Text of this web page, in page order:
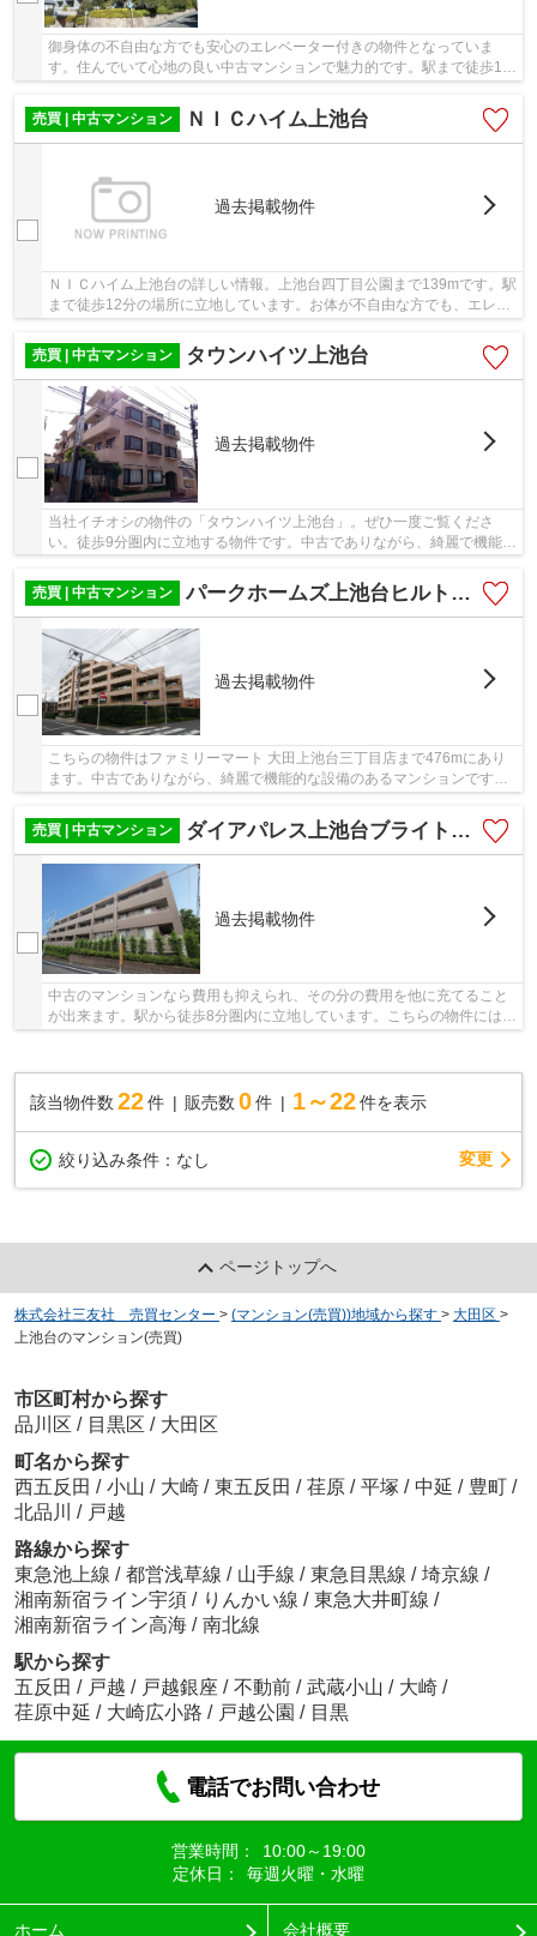
御身体の不自由な方でも安心のエレベーター付きの物件となっていま
す。住んでいて心地の良い中古マンションで魅力的です。駅まで徒歩11
売買 | 中古マンション
ＮＩＣハイム上池台
過去掲載物件
ＮＩＣハイム上池台の詳しい情報。上池台四丁目公園まで139mです。駅
まで徒歩12分の場所に立地しています。お体が不自由な方でも、エレベ
ーター付きの物件なので昇り降りが安心です。...
売買 | 中古マンション
タウンハイツ上池台
過去掲載物件
当社イチオシの物件の「タウンハイツ上池台」。ぜひ一度ご覧くださ
い。徒歩9分圏内に立地する物件です。中古でありながら、綺麗で機能的
売買 | 中古マンション
パークホームズ上池台ヒルトップレジデンス
過去掲載物件
こちらの物件はファミリーマート 大田上池台三丁目店まで476mにあり
ます。中古でありながら、綺麗で機能的な設備のあるマンションです。
売買 | 中古マンション
ダイアパレス上池台ブライトヒル
過去掲載物件
中古のマンションなら費用も抑えられ、その分の費用を他に充てること
が出来ます。駅から徒歩8分圏内に立地しています。こちらの物件にはエ
該当物件数 22件 販売数 0 件 1～22 件を表示
絞り込み条件： なし 変更
ページトップへ
株式会社三友社 売買センター > (マンション(売買))地域から探す > 大田区 >
上池台のマンション(売買)
市区町村から探す
品川区 / 目黒区 / 大田区
町名から探す
西五反田 / 小山 / 大崎 / 東五反田 / 荏原 / 平塚 / 中延 / 豊町 /
北品川 / 戸越
路線から探す
東急池上線 / 都営浅草線 / 山手線 / 東急目黒線 / 埼京線 /
湘南新宿ライン宇須 / りんかい線 / 東急大井町線 /
湘南新宿ライン高海 / 南北線
駅から探す
五反田 / 戸越 / 戸越銀座 / 不動前 / 武蔵小山 / 大崎 /
荏原中延 / 大崎広小路 / 戸越公園 / 目黒
電話でお問い合わせ
営業時間：
10:00～19:00
定休日：
毎週火曜・水曜
ホーム 会社概要